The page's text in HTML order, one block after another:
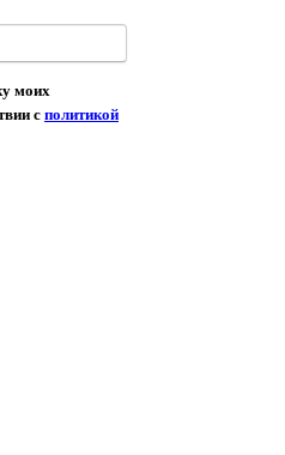
моих
с политикой